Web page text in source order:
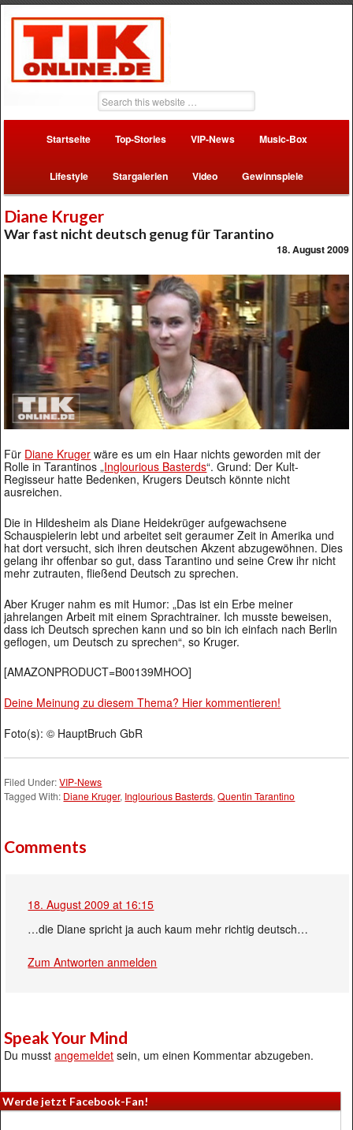
Startseite Top-Stories VIP-News Music-Box
Lifestyle Stargalerien Video Gewinnspiele
Diane Kruger
War fast nicht deutsch genug für Tarantino
18. August 2009
Für Diane Kruger wäre es um ein Haar nichts geworden mit der
Rolle in Tarantinos „Inglourious Basterds“. Grund: Der Kult-
Regisseur hatte Bedenken, Krugers Deutsch könnte nicht
ausreichen.
Die in Hildesheim als Diane Heidekrüger aufgewachsene
Schauspielerin lebt und arbeitet seit geraumer Zeit in Amerika und
hat dort versucht, sich ihren deutschen Akzent abzugewöhnen. Dies
gelang ihr offenbar so gut, dass Tarantino und seine Crew ihr nicht
mehr zutrauten, fließend Deutsch zu sprechen.
Aber Kruger nahm es mit Humor: „Das ist ein Erbe meiner
jahrelangen Arbeit mit einem Sprachtrainer. Ich musste beweisen,
dass ich Deutsch sprechen kann und so bin ich einfach nach Berlin
geflogen, um Deutsch zu sprechen“, so Kruger.
[AMAZONPRODUCT=B00139MHOO]
Deine Meinung zu diesem Thema? Hier kommentieren!
Foto(s): © HauptBruch GbR
Filed Under:VIP-News
Tagged With: Diane Kruger, Inglourious Basterds,Quentin Tarantino
Comments
18. August 2009 at 16:15
…die Diane spricht ja auch kaum mehr richtig deutsch…
Zum Antworten anmelden
Speak Your Mind
Du musstangemeldet sein, um einen Kommentar abzugeben.
Werde jetzt Facebook-Fan!